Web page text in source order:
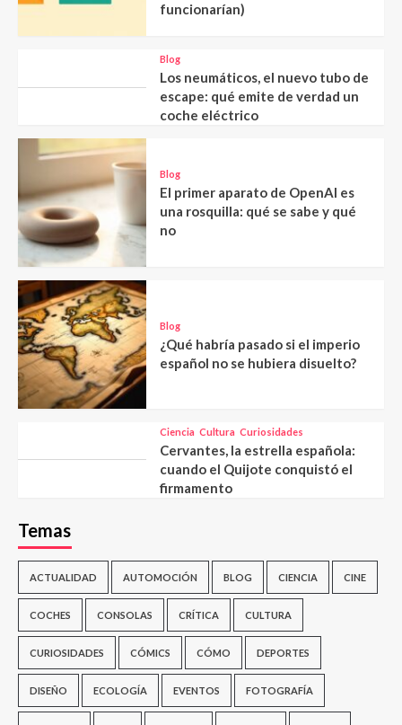
funcionarían)
Blog
Los neumáticos, el nuevo tubo de
escape: qué emite de verdad un
coche eléctrico
Blog
El primer aparato de OpenAI es
una rosquilla: qué se sabe y qué
no
Blog
¿Qué habría pasado si el imperio
español no se hubiera disuelto?
Ciencia Cultura Curiosidades
Cervantes, la estrella española:
cuando el Quijote conquistó el
firmamento
Temas
ACTUALIDAD AUTOMOCIÓN BLOG CIENCIA CINE
COCHES CONSOLAS CRÍTICA CULTURA
CURIOSIDADES CÓMICS CÓMO DEPORTES
DISEÑO ECOLOGÍA EVENTOS FOTOGRAFÍA